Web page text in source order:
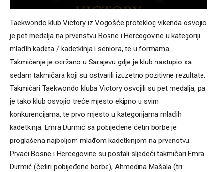
Taekwondo klub Victory iz Vogošće proteklog vikenda osvojio
je pet medalja na prvenstvu Bosne i Hercegovine u kategoriji
mlađih kadeta / kadetkinja i seniora, te u formama.
Takmičenje je održano u Sarajevu gdje je klub nastupio sa
sedam takmičara koji su ostvarili izuzetno pozitivne rezultate.
Takmičari Taekwondo kluba Victory osvojili su pet medalja, pa
je tako klub osvojio treće mjesto ekipno u svim
konkurencijama, te prvo mjesto u kategorijama mlađih
kadetkinja. Emra Durmić sa pobijeđene četiri borbe je
proglašena najboljom mlađom kadetkinjom na prvenstvu.
Prvaci Bosne i Hercegovine su postali sljedeći takmičari Emra
Durmić (četiri pobijeđene borbe), Ahmedina Mašala (tri